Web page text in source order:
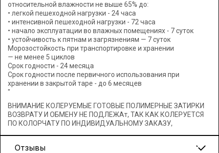
относительной влажности не выше 65% до:
• легкой пешеходной нагрузки - 24 часа
• интенсивной пешеходной нагрузки - 72 часа
• начало эксплуатации во влажных помещениях - 7 суток
• устойчивость к пятнам и загрязнениям — 7 суток
Морозостойкость при транспортировке и хранении
— не менее 5 циклов
Срок годности - 24 месяца
Срок годности после первичного использования при
хранении в закрытой таре - до 6 месяцев
"
ВНИМАНИЕ КОЛЕРУЕМЫЕ ГОТОВЫЕ ПОЛИМЕРНЫЕ ЗАТИРКИ
ВОЗВРАТУ И ОБМЕНУ НЕ ПОДЛЕЖАт, ТАК КАК КОЛЕРУЕТСЯ
ПО КОЛОРЧАТУ ПО ИНДИВИДУАЛЬНОМУ ЗАКАЗУ,
Отзывы